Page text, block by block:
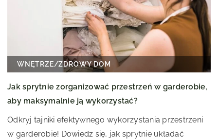
WNĘTRZE/ZDROWY DOM
Jak sprytnie zorganizować przestrzeń w garderobie,
aby maksymalnie ją wykorzystać?
Odkryj tajniki efektywnego wykorzystania przestrzeni
w garderobie! Dowiedz się, jak sprytnie układać